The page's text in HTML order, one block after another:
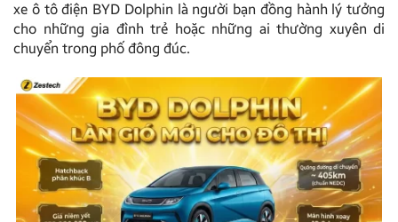
xe ô tô điện BYD Dolphin là người bạn đồng hành lý tưởng
cho những gia đình trẻ hoặc những ai thường xuyên di
chuyển trong phố đông đúc.